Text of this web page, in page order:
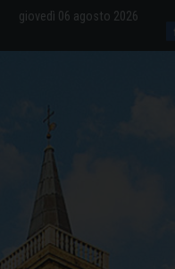
giovedì 06 agosto 2026